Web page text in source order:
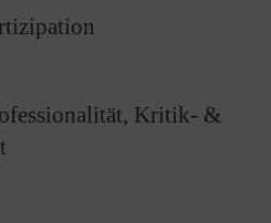
Mittelpunkt unserer
einem Verband und
mit Familien mit
geht es in erster Linie
Aufgaben
zu
offen auf
Kritik- &